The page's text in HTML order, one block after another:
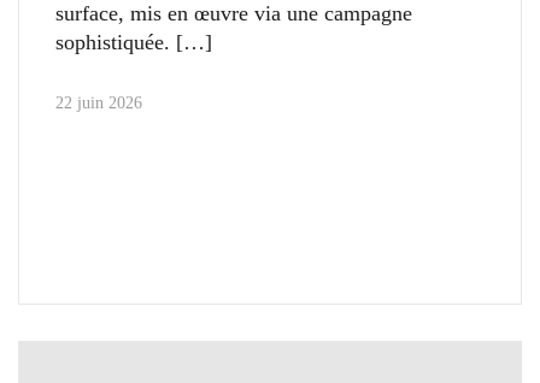
surface, mis en œuvre via une campagne
sophistiquée.
22 juin 2026